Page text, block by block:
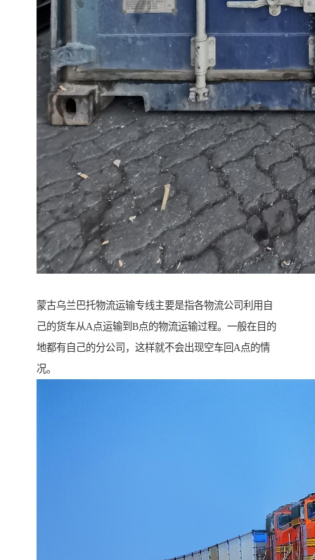
蒙古乌兰巴托物流运输专线主要是指各物流公司利用自
己的货车从A点运输到B点的物流运输过程。一般在目的
地都有自己的分公司，这样就不会出现空车回A点的情
况。